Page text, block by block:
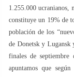
1.255.000 ucranianos,
constituye un 19% de
población de los
de Donetsk y Lugansk
finales de septiembre
apuntamos que